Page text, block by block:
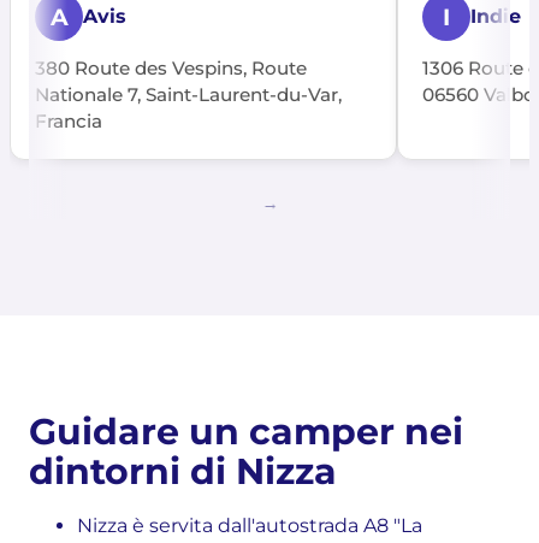
A Avis
380 Route des Vespins, Route
Nationale 7, Saint-Laurent-du-Var,
Francia
I Indie
1306 Route
06560
Guidare un camper nei
dintorni di Nizza
Nizza è servita dall'autostrada A8 "La